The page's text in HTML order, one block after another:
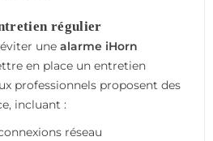
régulier
une alarme iHorn
en place un entretien
professionnels proposent des
incluant :
réseau